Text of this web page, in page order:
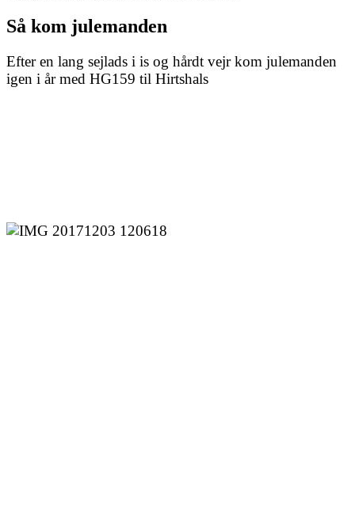
Så kom julemanden
Efter en lang sejlads i is og hårdt vejr kom julemanden
igen i år med HG159 til Hirtshals